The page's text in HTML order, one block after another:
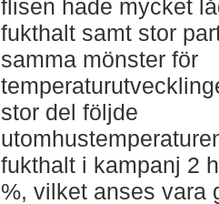
flisen hade mycket
fukthalt samt stor
samma mönster för
stor del följde
fukthalt i kampanj 2
%, vilket anses vara